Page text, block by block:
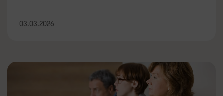
03.03.2026